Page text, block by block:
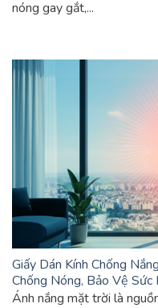
nóng gay gắt,...
Giấy Dán Kính Chống
Chống Nóng, Bảo Vệ Sức
Ánh nắng mặt trời là